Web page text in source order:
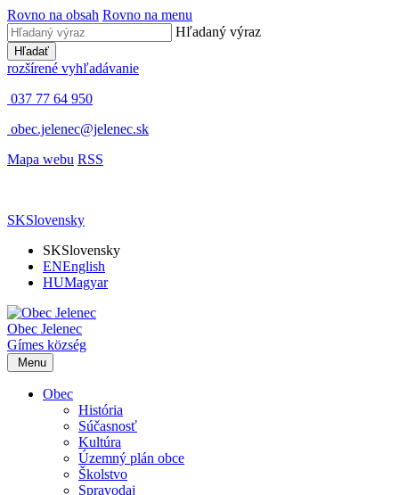
Rovno na obsah Rovno na menu
Hľadaný výraz
Hľadať
rozšírené vyhľadávanie
037 77 64 950
obec.jelenec@jelenec.sk
Mapa webu RSS
SKSlovensky
SKSlovensky
ENEnglish
HUMagyar
Obec Jelenec
Gímes község
Menu
Obec
História
Súčasnosť
Kultúra
Územný plán obce
Školstvo
Spravodaj